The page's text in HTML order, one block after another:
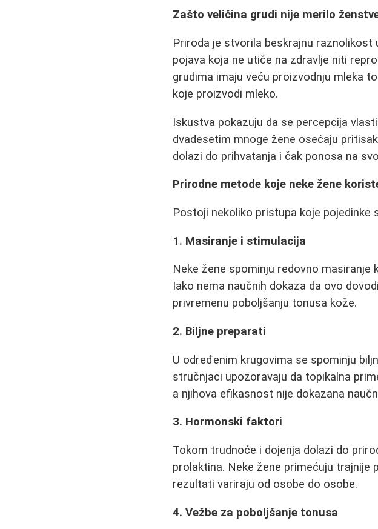
Zašto veličina grudi nije merilo
Priroda je stvorila beskrajnu
pojava koja ne utiče na zdravlje niti
grudima imaju veću proizvodnju mleka
koje proizvodi mleko.
Iskustva pokazuju da se percepcija
dvadesetim mnoge žene osećaju
dolazi do prihvatanja i čak ponosa na
Prirodne metode koje neke žene
Postoji nekoliko pristupa koje pojedinke
1. Masiranje i stimulacija
Neke žene spominju redovno masiranje
Iako nema naučnih dokaza da ovo
privremenu poboljšanju tonusa kože.
2. Biljne preparati
U određenim krugovima se spominju
stručnjaci upozoravaju da topikalna
a njihova efikasnost nije dokazana
3. Hormonski faktori
Tokom trudnoće i dojenja dolazi do
prolaktina. Neke žene primećuju trajnije
rezultati variraju od osobe do osobe.
4. Vežbe za poboljšanje tonusa